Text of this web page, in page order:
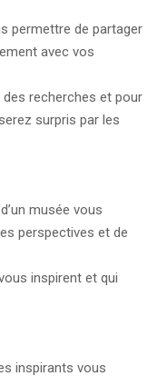
permettre de partager
avec vos
recherches et pour
surpris par les
musée vous
perspectives et de
inspirent et qui
inspirants vous